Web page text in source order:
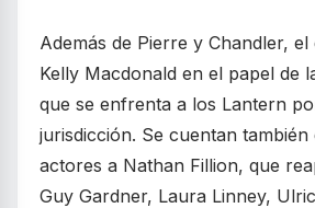
Además de Pierre y Chandler,
Kelly Macdonald en el papel de
que se enfrenta a los Lantern
jurisdicción. Se cuentan también
actores a Nathan Fillion, que
Guy Gardner, Laura Linney,